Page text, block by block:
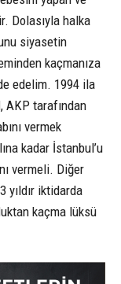
Dolasıyla halka
siyasetin
kaçmanıza
edelim. 1994 ila
AKP tarafından
vermek
kadar İstanbul’u
vermeli. Diğer
iktidarda
kaçma lüksü